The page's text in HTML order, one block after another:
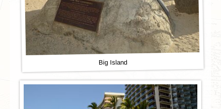
Big Island